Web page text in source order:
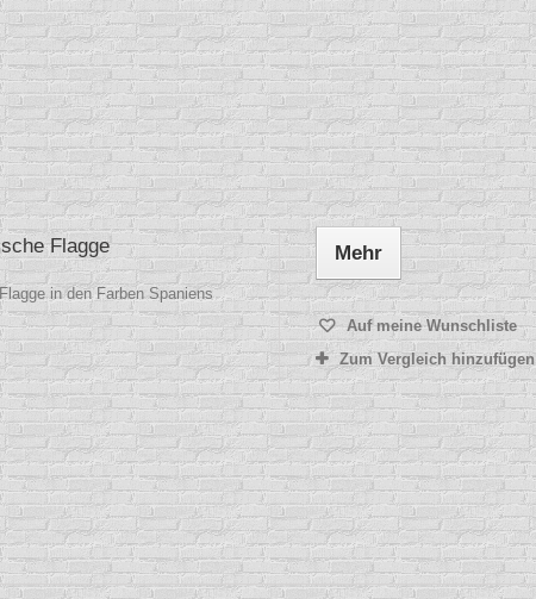
Flagge
in den Farben Spaniens
Mehr
Auf meine Wunschliste
Zum Vergleich hinzufügen